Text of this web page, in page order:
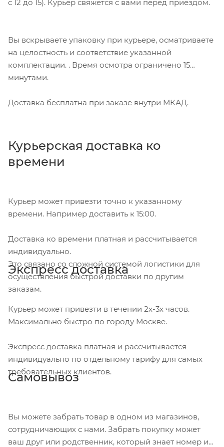
с 12 до 15). Курьер свяжется с вами перед приездом.
Вы вскрываете упаковку при курьере, осматриваете
на целостность и соответствие указанной
комплектации. . Время осмотра ограничено 15
минутами.
Доставка бесплатна при заказе внутри МКАД.
Курьерская доставка ко
времени
Курьер может привезти точно к указанному
времени. Например доставить к 15:00.
Доставка ко времени платная и рассчитывается
индивидуально.
Это связано со сложной системой логистики для
осуществления быстрой доставки по другим
заказам.
Экспресс доставка
Курьер может привезти в течении 2х-3х часов.
Максимально быстро по городу Москве.
Экспресс доставка платная и рассчитывается
индивидуально по отдельному тарифу для самых
требовательных клиентов.
Самовывоз
Вы можете забрать товар в одном из магазинов,
сотрудничающих с нами. Забрать покупку может
ваш друг или родственник, который знает номер и